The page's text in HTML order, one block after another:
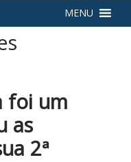
MENU
foi um
as
2ª